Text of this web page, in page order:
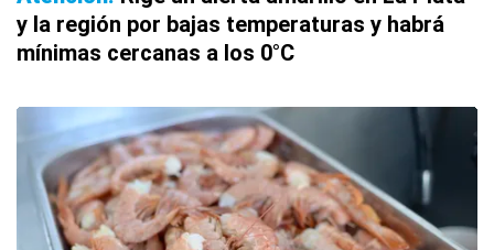
y la región por bajas temperaturas y habrá
mínimas cercanas a los 0°C